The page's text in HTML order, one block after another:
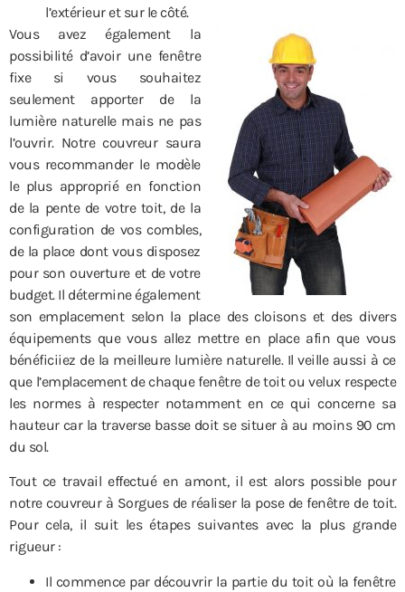
l’extérieur et sur le côté.
Vous avez également la
possibilité d’avoir une fenêtre
fixe si vous souhaitez
seulement apporter de la
lumière naturelle mais ne pas
l’ouvrir. Notre couvreur saura
vous recommander le modèle
le plus approprié en fonction
de la pente de votre toit, de la
configuration de vos combles,
de la place dont vous disposez
pour son ouverture et de votre
budget. Il détermine également
son emplacement selon la place des cloisons et des divers
équipements que vous allez mettre en place afin que vous
bénéficiiez de la meilleure lumière naturelle. Il veille aussi à ce
que l’emplacement de chaque fenêtre de toit ou velux respecte
les normes à respecter notamment en ce qui concerne sa
hauteur car la traverse basse doit se situer à au moins 90 cm
du sol.
Tout ce travail effectué en amont, il est alors possible pour
notre couvreur à Sorgues de réaliser la pose de fenêtre de toit.
Pour cela, il suit les étapes suivantes avec la plus grande
rigueur :
Il commence par découvrir la partie du toit où la fenêtre